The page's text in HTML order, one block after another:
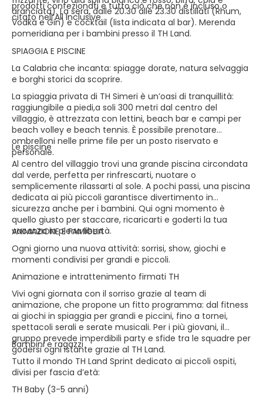
aranciata). La sera, dalle 20.30 alle 23.30 distillati (Rhum,
Vodka e Gin) e cocktail (lista indicata al bar). Merenda
pomeridiana per i bambini presso il TH Land.
prodotti confezionati e tutto ciò che non è incluso o
citato nell’All Inclusive.
SPIAGGIA E PISCINE
La Calabria che incanta: spiagge dorate, natura selvaggia
e borghi storici da scoprire.
La spiaggia privata di TH Simeri è un’oasi di tranquillità:
raggiungibile a piedi,a soli 300 metri dal centro del
villaggio, è attrezzata con lettini, beach bar e campi per
beach volley e beach tennis. È possibile prenotare
ombrelloni nelle prime file per un posto riservato e
personale.
Le piscine
Al centro del villaggio trovi una grande piscina circondata
dal verde, perfetta per rinfrescarti, nuotare o
semplicemente rilassarti al sole. A pochi passi, una piscina
dedicata ai più piccoli garantisce divertimento in
sicurezza anche per i bambini. Qui ogni momento è
quello giusto per staccare, ricaricarti e goderti la tua
vacanza in piena libertà.
ANIMAZIONE E FAMIGLIA
Ogni giorno una nuova attività: sorrisi, show, giochi e
momenti condivisi per grandi e piccoli.
Animazione e intrattenimento firmati TH
Vivi ogni giornata con il sorriso grazie al team di
animazione, che propone un fitto programma: dal fitness
ai giochi in spiaggia per grandi e piccini, fino a tornei,
spettacoli serali e serate musicali. Per i più giovani, il
gruppo prevede imperdibili party e sfide tra le squadre per
godersi ogni istante grazie al TH Land.
Bambini e ragazzi
Tutto il mondo TH Land Sprint dedicato ai piccoli ospiti,
divisi per fascia d’età:
TH Baby (3-5 anni)